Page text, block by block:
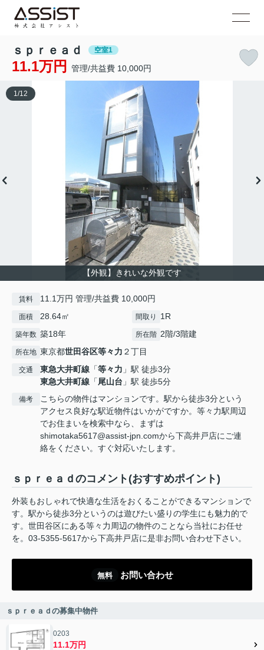
ｓｐｒｅａｄ 空室1
11.1万円 管理/共益費 10,000円
【外観】きれいな外観です
1 /12
賃料 11.1万円 管理/共益費 10,000円
面積 28.64㎡ 間取り 1R
築年数 築18年 所在階 2階/3階建
所在地 東京都世田谷区等々力 ２丁目
交通 東急大井町線 「等々力 」駅 徒歩3分
東急大井町線 「尾山台 」駅 徒歩5分
備考
こちらの物件はマンションです。駅から徒歩3分という
アクセス良好な駅近物件はいかがですか。等々力駅周辺
でお住まいを検索中なら、まずは
shimotaka5617@assist-jpn.comから下高井戸店にご連
絡をください。すぐ対応いたします。
ｓｐｒｅａｄのコメント(おすすめポイント)
外装もおしゃれで快適な生活をおくることができるマンションで
す。駅から徒歩3分というのは遊びたい盛りの学生にも魅力的で
す。世田谷区にある等々力周辺の物件のことなら当社にお任せ
を。03-5355-5617から下高井戸店に是非お問い合わせ下さい。
無料 お問い合わせ
ｓｐｒｅａｄの募集中物件
0203
11.1万円